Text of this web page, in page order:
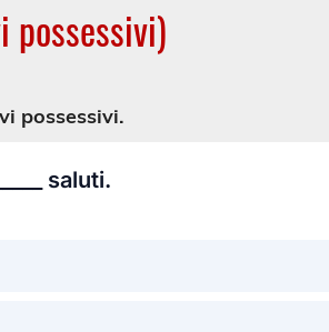
possessivi)
possessivi.